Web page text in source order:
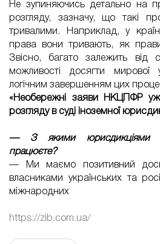
Не зупиняючись детально на
розгляду, зазначу, що такі
тривалими. Наприклад, у
права вони тривають, як
Звісно, багато залежить від
можливості досягти
логічним завершенням цих
«Необережні заяви НКЦПФР
розгляду в суді іноземної
— З якими юрисдикціями
працюєте?
— Ми маємо позитивний
власниками українських та
міжнародних
https://zib.com.ua/